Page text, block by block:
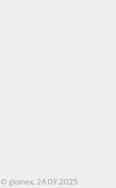
© glomex, 24.09.2025